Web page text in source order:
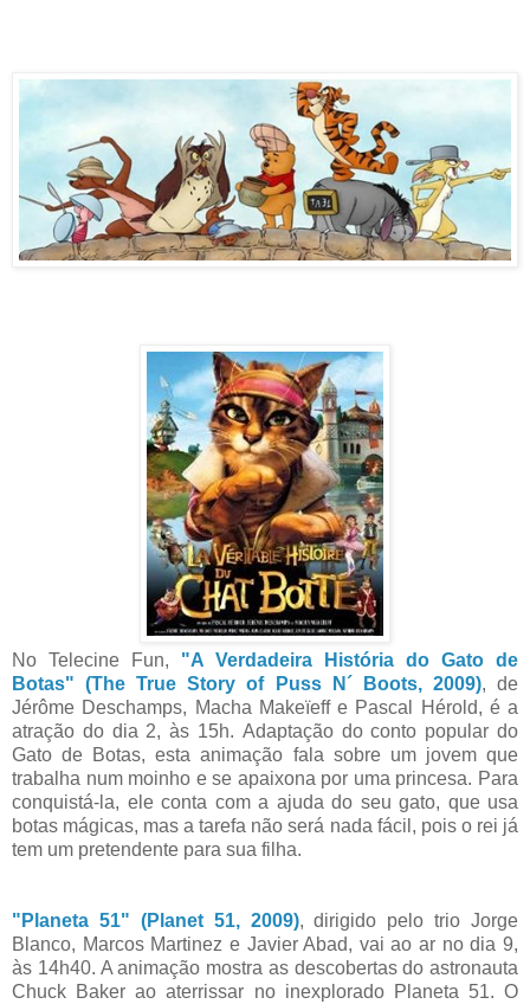
No Telecine Fun, "A Verdadeira História do Gato de
Botas" (The True Story of Puss N´ Boots, 2009), de
Jérôme Deschamps, Macha Makeïeff e Pascal Hérold, é a
atração do dia 2, às 15h. Adaptação do conto popular do
Gato de Botas, esta animação fala sobre um jovem que
trabalha num moinho e se apaixona por uma princesa. Para
conquistá-la, ele conta com a ajuda do seu gato, que usa
botas mágicas, mas a tarefa não será nada fácil, pois o rei já
tem um pretendente para sua filha.
"Planeta 51" (Planet 51, 2009), dirigido pelo trio Jorge
Blanco, Marcos Martinez e Javier Abad, vai ao ar no dia 9,
às 14h40. A animação mostra as descobertas do astronauta
Chuck Baker ao aterrissar no inexplorado Planeta 51. O